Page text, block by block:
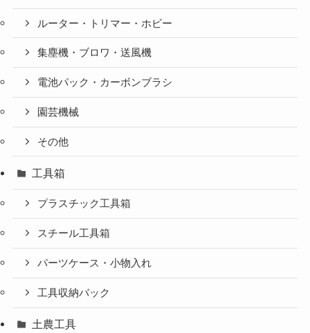
ルーター・トリマー・ホビー
集塵機・ブロワ・送風機
電池パック・カーボンブラシ
園芸機械
その他
工具箱
プラスチック工具箱
スチール工具箱
パーツケース・小物入れ
工具収納バック
土農工具